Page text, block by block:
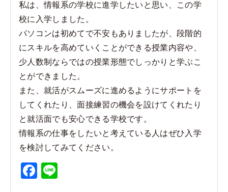
私は、情報系の学校に進学したいと思い、この学
校に入学しました。
パソコンは初めてで不安もありましたが、段階的
にスキルを高めていくことができる授業内容や、
少人数制ならではの授業形態でしっかりと学ぶこ
とができました。
また、就活がスムーズに進めるようにサポートを
してくれたり、面接練習の機会を設けてくれたり
と就活面でも安心できる学校です。
情報系の仕事をしたいと考えている人はぜひ入学
を検討してみてください。
F